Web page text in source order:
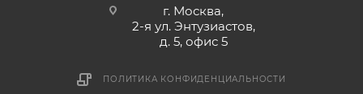
г. Москва,
2-я ул. Энтузиастов,
д. 5, офис 5
ПОЛИТИКА КОНФИДЕНЦИАЛЬНОСТИ